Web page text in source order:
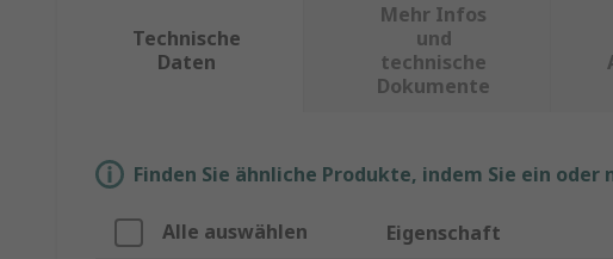
Technische
Daten
Mehr Infos
und
technische
Dokumente
Finden Sie ähnliche Produkte, indem Sie ein
Alle auswählen Eigenschaft